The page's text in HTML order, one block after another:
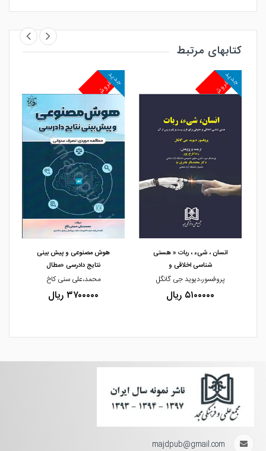
کتابهای مرتبط
مشاهده و خرید
پرفروش
جدید
مشاهده و خرید
انسان ، شیء ، ربات « هستی
شناسی اخلاقی و
پروفسور،دیوید جی گانگل
۵۱۰۰۰۰۰ ریال
پرفروش
جدید
هوش مصنوعی و پیش بینی
نتایج دادرسی «مطال
محمد،علی سنی کاخ
۳۷۰۰۰۰۰ ریال
majdpub@gmail.com